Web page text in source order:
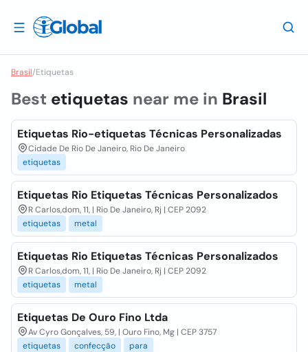
Brasil/Etiquetas
Best etiquetas near me in Brasil
Etiquetas Rio-etiquetas Técnicas Personalizadas
Cidade De Rio De Janeiro, Rio De Janeiro
etiquetas
Etiquetas Rio Etiquetas Técnicas Personalizados
R Carlos,dom, 11, | Rio De Janeiro, Rj | CEP 2092
etiquetas
metal
Etiquetas Rio Etiquetas Técnicas Personalizados
R Carlos,dom, 11, | Rio De Janeiro, Rj | CEP 2092
etiquetas
metal
Etiquetas De Ouro Fino Ltda
Av Cyro Gonçalves, 59, | Ouro Fino, Mg | CEP 3757
etiquetas
confecção para